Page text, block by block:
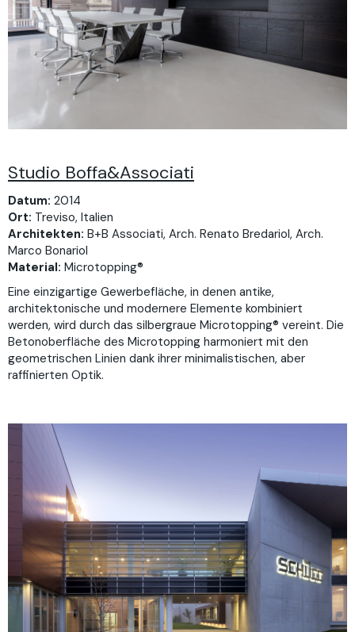
Studio Boffa&Associati
Datum: 2014
Ort: Treviso, Italien
Architekten: B+B Associati, Arch. Renato Bredariol, Arch.
Marco Bonariol
Material: Microtopping®
Eine einzigartige Gewerbefläche, in denen antike,
architektonische und modernere Elemente kombiniert
werden, wird durch das silbergraue Microtopping® vereint. Die
Betonoberfläche des Microtopping harmoniert mit den
geometrischen Linien dank ihrer minimalistischen, aber
raffinierten Optik.